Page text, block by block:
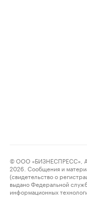
© ООО «БИЗНЕСПРЕСС»,
2026. Сообщения и
(свидетельство о
выдано Федеральной
информационных